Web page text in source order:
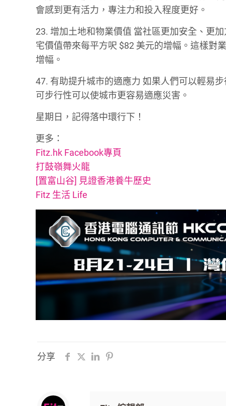
會感到更有活力，專注力和投入程度更好。
23. 增加土地和物業價值 當社區更加安全、更
宅價值帶來每平方呎 $82 美元的增幅。這樣對
增幅。
47. 有助提升城市的適應力 如果人們可以輕易
可步行性可以使城市更容易適應災害。
星期日，記得落中環行下！
更多：
Fitz.hk Facebook專頁
打鼓嶺舞火龍
[置富山谷] 見證香港養牛歷史
Fitz 生活 Life
分享